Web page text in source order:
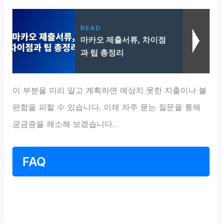
READ
마카오 제출서류, 차이점
과 팁 총정리
이 부분을 미리 알고 계획하면 예상치 못한 지출이나 불
편함을 피할 수 있습니다. 이제 자주 묻는 질문을 통해
궁금증을 해소해 보겠습니다.
FAQ